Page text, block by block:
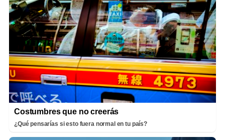
Costumbres que no creerás
¿Qué pensarías si esto fuera normal en tu país?